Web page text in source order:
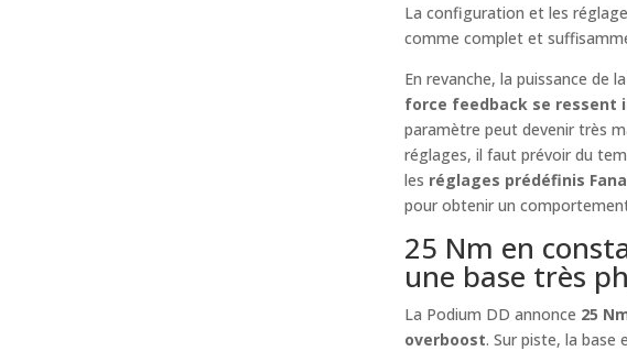
La configuration et les
comme complet et
En revanche, la puissance de
force feedback se ressent
paramètre peut devenir très
réglages, il faut prévoir du
les réglages prédéfinis
pour obtenir un
25 Nm en
une base très
La Podium DD annonce 25
overboost. Sur piste, la